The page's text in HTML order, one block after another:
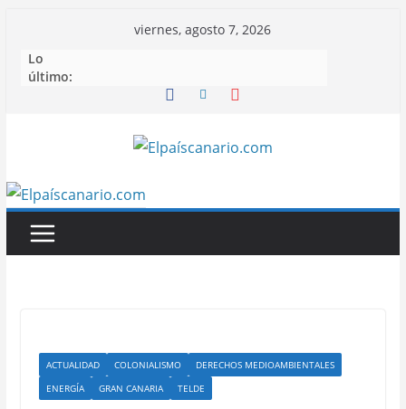
contenido
viernes, agosto 7, 2026
Lo
último:
ACTUALIDAD COLONIALISMO
DERECHOS MEDIOAMBIENTALES
ENERGÍA
GRAN CANARIA TELDE